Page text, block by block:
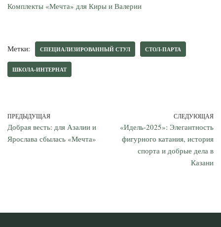
Комплекты «Мечта» для Киры и Валерии
Метки: СПЕЦИАЛИЗИРОВАННЫЙ СТУЛ СТОЛ-ПАРТА
ШКОЛА-ИНТЕРНАТ
ПРЕДЫДУЩАЯ
Добрая весть: для Азалии и
Ярослава сбылась «Мечта»
СЛЕДУЮЩАЯ
«Идель-2025»: Элегантность
фигурного катания, история
спорта и добрые дела в
Казани